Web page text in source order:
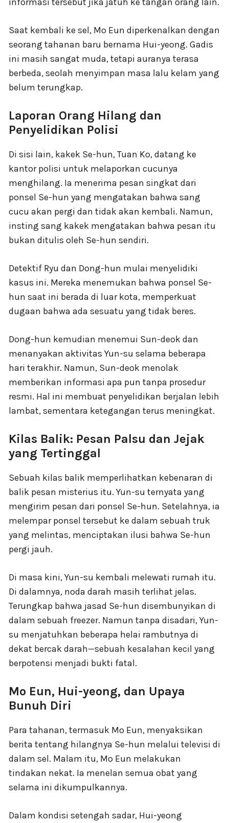
Saat kembali ke sel, Mo Eun diperkenalkan dengan
seorang tahanan baru bernama Hui-yeong. Gadis
ini masih sangat muda, tetapi auranya terasa
berbeda, seolah menyimpan masa lalu kelam yang
belum terungkap.
Laporan Orang Hilang dan
Penyelidikan Polisi
Di sisi lain, kakek Se-hun, Tuan Ko, datang ke
kantor polisi untuk melaporkan cucunya
menghilang. Ia menerima pesan singkat dari
ponsel Se-hun yang mengatakan bahwa sang
cucu akan pergi dan tidak akan kembali. Namun,
insting sang kakek mengatakan bahwa pesan itu
bukan ditulis oleh Se-hun sendiri.
Detektif Ryu dan Dong-hun mulai menyelidiki
kasus ini. Mereka menemukan bahwa ponsel Se-
hun saat ini berada di luar kota, memperkuat
dugaan bahwa ada sesuatu yang tidak beres.
Dong-hun kemudian menemui Sun-deok dan
menanyakan aktivitas Yun-su selama beberapa
hari terakhir. Namun, Sun-deok menolak
memberikan informasi apa pun tanpa prosedur
resmi. Hal ini membuat penyelidikan berjalan lebih
lambat, sementara ketegangan terus meningkat.
Kilas Balik: Pesan Palsu dan Jejak
yang Tertinggal
Sebuah kilas balik memperlihatkan kebenaran di
balik pesan misterius itu. Yun-su ternyata yang
mengirim pesan dari ponsel Se-hun. Setelahnya, ia
melempar ponsel tersebut ke dalam sebuah truk
yang melintas, menciptakan ilusi bahwa Se-hun
pergi jauh.
Di masa kini, Yun-su kembali melewati rumah itu.
Di dalamnya, noda darah masih terlihat jelas.
Terungkap bahwa jasad Se-hun disembunyikan di
dalam sebuah freezer. Namun tanpa disadari, Yun-
su menjatuhkan beberapa helai rambutnya di
dekat bercak darah—sebuah kesalahan kecil yang
berpotensi menjadi bukti fatal.
Mo Eun, Hui-yeong, dan Upaya
Bunuh Diri
Para tahanan, termasuk Mo Eun, menyaksikan
berita tentang hilangnya Se-hun melalui televisi di
dalam sel. Malam itu, Mo Eun melakukan
tindakan nekat. Ia menelan semua obat yang
selama ini dikumpulkannya.
Dalam kondisi setengah sadar, Hui-yeong